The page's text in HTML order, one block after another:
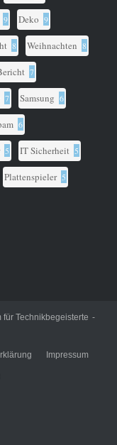
9 Deko 9
8 Weihnachten 8
7
7 Samsung 6
6
5 IT Sicherheit 5
Plattenspieler 5
für Technikbegeisterte
Impressum